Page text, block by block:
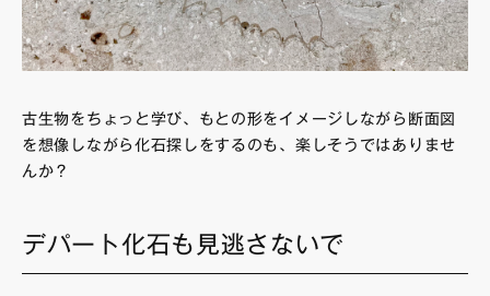
古生物をちょっと学び、もとの形をイメージしながら断面図
を想像しながら化石探しをするのも、楽しそうではありませ
んか？
デパート化石も見逃さないで